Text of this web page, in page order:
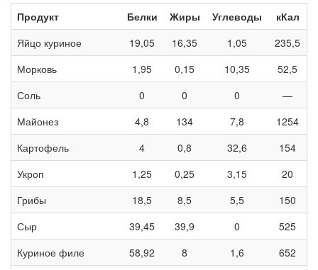
Продукт Белки Жиры Углеводы
кКал
Яйцо куриное
19,05 16,35 1,05
235,5
Морковь
1,95 0,15 10,35
52,5
Соль
0 0 0
—
Майонез
4,8 134 7,8
1254
Картофель
4 0,8 32,6
154
Укроп
1,25 0,25 3,15
20
Грибы
18,5 8,5 5,5
150
Сыр
39,45 39,9 0
525
Куриное филе
58,92 8 1,6
652